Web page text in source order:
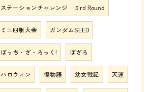
ステーションチャレンジ ５rd Round
ミニ四駆大会 ガンダムSEED
ぼっち・ざ・ろっく! ぼざろ
ハロウィン 傷物語 幼女戦記 天運